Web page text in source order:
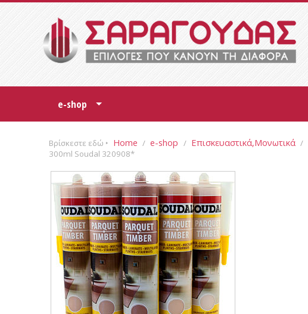
e-shop
Βρίσκεστε εδώ ‣ Home / e-shop / Επισκευαστικά,Μονωτικά /
300ml Soudal 320908*